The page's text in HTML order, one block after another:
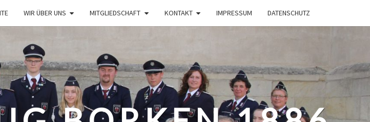
WIR ÜBER UNS MITGLIEDSCHAFT KONTAKT IMPRESSUM DATENSCHUTZ